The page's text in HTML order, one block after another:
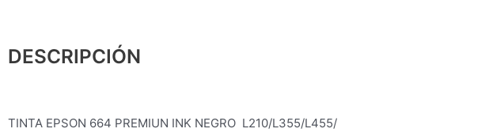
DESCRIPCIÓN
TINTA EPSON 664 PREMIUN INK NEGRO L210/L355/L455/